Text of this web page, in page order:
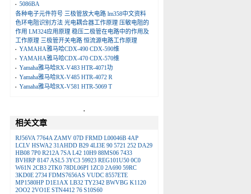
5086BA
各种电子元件符号 三极管放大电路 lm358中文资料
色环电阻识别方法 光电耦合器工作原理 压敏电阻的
作用 LM324应用原理 稳压二极管在电路中的作用及
工作原理 三极管开关电路 恒流源电路工作原理
YAMAHA雅马哈CDX-490 CDX-590维
YAMAHA雅马哈CDX-470 CDX-570维
Yamaha雅马哈RX-V483 HTR-4071功
Yamaha雅马哈RX-V485 HTR-4072 R
Yamaha雅马哈RX-V581 HTR-5069 T
.
相关文章
RJ56VA 7764A ZAMV 07D FRMD L00046B 4AP
LCLV HSWA2 31AHDD B29 4LI3E 90 5721 252 DA29
HB08 7P0 R212A 7SA L42 10H9 88MS06 7433
BVHRP 8147ASL5 3YC3 59923 REG101U50 0C0
W61N 2CB3 2TK0 78DL06PI 1ZC0 2A690 59RC
3KD0E 2734 FDMS7656AS VUDC 8557ETE
MP1580HP D1E1AX LB32 TY2342 BWVBG K1120
2OO2 2VO1E STN4412 76 S10S60